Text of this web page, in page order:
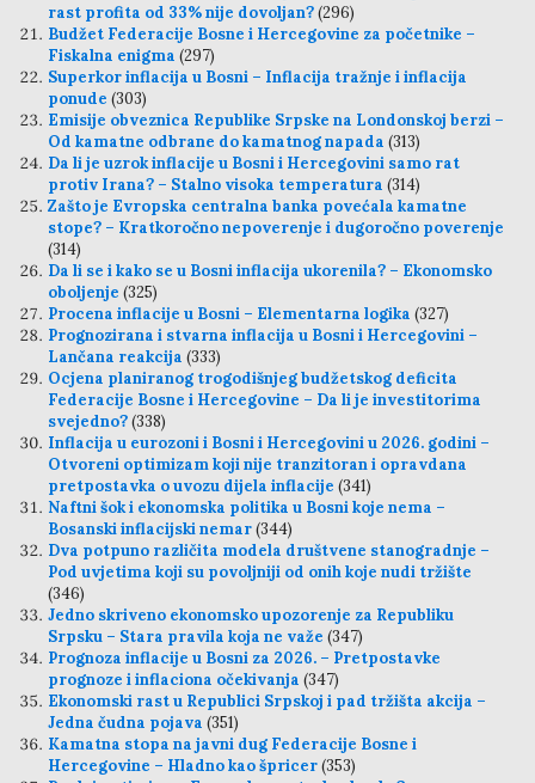
rast profita od 33% nije dovoljan?(296)
Budžet Federacije Bosne i Hercegovine za početnike –
Fiskalna enigma (297)
Superkor inflacija u Bosni – Inflacija tražnje i inflacija
ponude (303)
Emisije obveznica Republike Srpske na Londonskoj berzi –
Od kamatne odbrane do kamatnog napada (313)
Da li je uzrok inflacije u Bosni i Hercegovini samo rat
protiv Irana? – Stalno visoka temperatura (314)
Zašto je Evropska centralna banka povećala kamatne
stope? – Kratkoročno nepoverenje i dugoročno poverenje
(314)
Da li se i kako se u Bosni inflacija ukorenila? – Ekonomsko
oboljenje (325)
Procena inflacije u Bosni – Elementarna logika (327)
Prognozirana i stvarna inflacija u Bosni i Hercegovini –
Lančana reakcija (333)
Ocjena planiranog trogodišnjeg budžetskog deficita
Federacije Bosne i Hercegovine – Da li je investitorima
svejedno?(338)
Inflacija u eurozoni i Bosni i Hercegovini u 2026. godini –
Otvoreni optimizam koji nije tranzitoran i opravdana
pretpostavka o uvozu dijela inflacije (341)
Naftni šok i ekonomska politika u Bosni koje nema –
Bosanski inflacijski nemar(344)
Dva potpuno različita modela društvene stanogradnje –
Pod uvjetima koji su povoljniji od onih koje nudi tržište
(346)
Jedno skriveno ekonomsko upozorenje za Republiku
Srpsku – Stara pravila koja ne važe (347)
Prognoza inflacije u Bosni za 2026. – Pretpostavke
prognoze i inflaciona očekivanja (347)
Ekonomski rast u Republici Srpskoj i pad tržišta akcija –
Jedna čudna pojava (351)
Kamatna stopa na javni dug Federacije Bosne i
Hercegovine – Hladno kao špricer(353)